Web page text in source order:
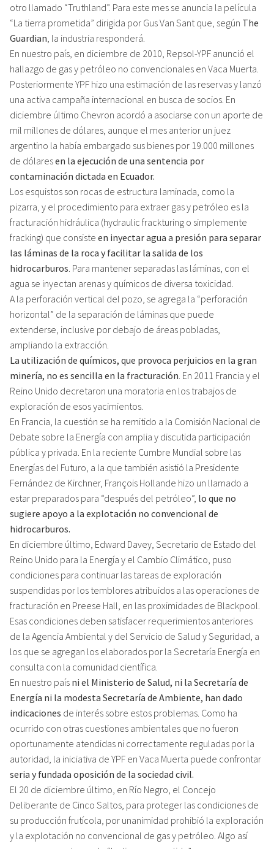
otro llamado “Truthland”. Para este mes se anuncia la película
“La tierra prometida” dirigida por Gus Van Sant que, según The
Guardian , la industria responderá.
En nuestro país, en diciembre de 2010, Repsol-YPF anunció el
hallazgo de gas y petróleo no convencionales en Vaca Muerta.
Posteriormente YPF hizo una estimación de las reservas y lanzó
una activa campaña internacional en busca de socios. En
diciembre último Chevron acordó a asociarse con un aporte de
mil millones de dólares, aunque el mes anterior un juez
argentino la había embargado sus bienes por 19.000 millones
de dólaresen la ejecución de una sentencia por
contaminación dictada en Ecuador.
Los esquistos son rocas de estructura laminada, como la
pizarra, y el procedimiento para extraer gas y petróleo es la
fracturación hidráulica (hydraulic frackturing o simplemente
fracking) que consiste en inyectar agua a presión para separar
las láminas de la roca y facilitar la salida de los
hidrocarburos . Para mantener separadas las láminas, con el
agua se inyectan arenas y químicos de diversa toxicidad.
A la perforación vertical del pozo, se agrega la “perforación
horizontal” de la separación de láminas que puede
extenderse, inclusive por debajo de áreas pobladas,
ampliando la extracción.
La utilización de químicos, que provoca perjuicios en la gran
minería, no es sencilla en la fracturación . En 2011 Francia y el
Reino Unido decretaron una moratoria en los trabajos de
exploración de esos yacimientos.
En Francia, la cuestión se ha remitido a la Comisión Nacional de
Debate sobre la Energía con amplia y discutida participación
pública y privada. En la reciente Cumbre Mundial sobre las
Energías del Futuro, a la que también asistió la Presidente
Fernández de Kirchner, François Hollande hizo un llamado a
estar preparados para “después del petróleo”, lo que no
sugiere apoyo a la explotación no convencional de
hidrocarburos.
En diciembre último, Edward Davey, Secretario de Estado del
Reino Unido para la Energía y el Cambio Climático, puso
condiciones para continuar las tareas de exploración
suspendidas por los temblores atribuidos a las operaciones de
fracturación en Preese Hall, en las proximidades de Blackpool.
Esas condiciones deben satisfacer requerimientos anteriores
de la Agencia Ambiental y del Servicio de Salud y Seguridad, a
los que se agregan los elaborados por la Secretaría Energía en
consulta con la comunidad científica.
En nuestro país ni el Ministerio de Salud, ni la Secretaría de
Energía ni la modesta Secretaría de Ambiente, han dado
indicaciones de interés sobre estos problemas. Como ha
ocurrido con otras cuestiones ambientales que no fueron
oportunamente atendidas ni correctamente reguladas por la
autoridad, la iniciativa de YPF en Vaca Muerta puede confrontar
seria y fundada oposición de la sociedad civil.
El 20 de diciembre último, en Río Negro, el Concejo
Deliberante de Cinco Saltos, para proteger las condiciones de
su producción frutícola, por unanimidad prohibió la exploración
y la explotación no convencional de gas y petróleo. Algo así